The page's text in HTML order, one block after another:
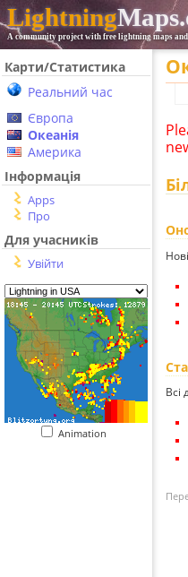
Lightning
A community project with free lightning maps
Карти/Статистика
Реальний час
Європа
Океанія
Америка
Інформація
Apps
Про
Для учасників
Увійти
Animation
Всі